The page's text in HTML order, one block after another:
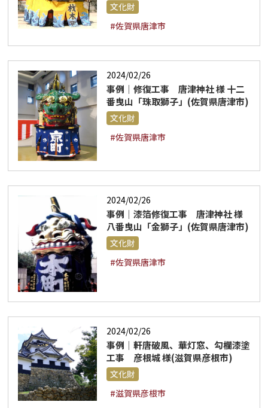
文化財
#佐賀県唐津市
2024/02/26
事例｜修復工事 唐津神社 様 十二
番曳山「珠取獅子」(佐賀県唐津市)
文化財
#佐賀県唐津市
2024/02/26
事例｜漆箔修復工事 唐津神社 様
八番曳山「金獅子」(佐賀県唐津市)
文化財
#佐賀県唐津市
2024/02/26
事例｜軒唐破風、華灯窓、勾欄漆塗
工事 彦根城 様(滋賀県彦根市)
文化財
#滋賀県彦根市